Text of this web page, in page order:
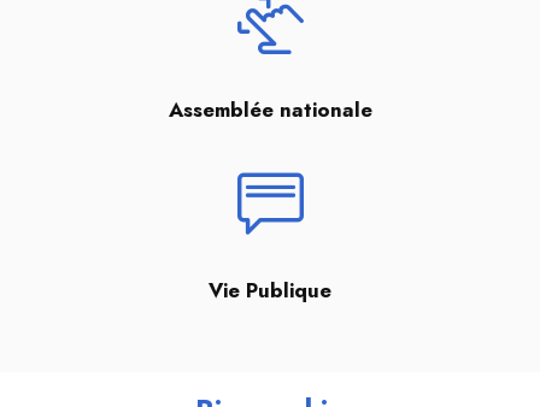
Assemblée nationale
Vie Publique